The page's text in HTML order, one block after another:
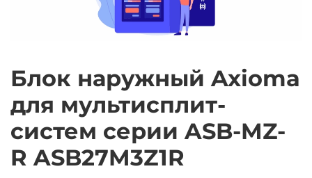
Блок наружный Axioma
для мультисплит-
систем серии ASB-MZ-
R ASB27M3Z1R